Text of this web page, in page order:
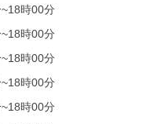
時00分
時00分
時00分
時00分
時00分